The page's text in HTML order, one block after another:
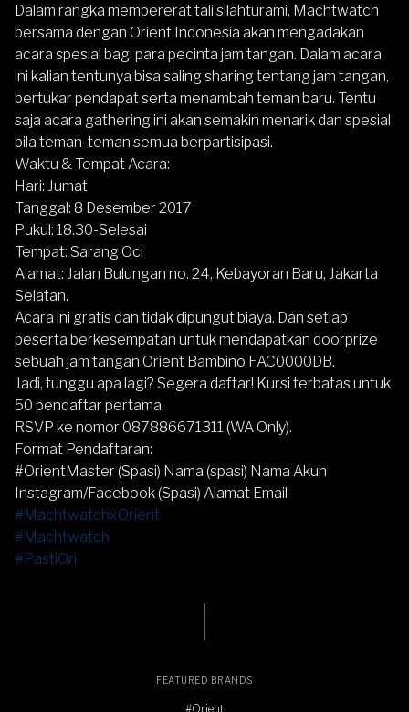
Dalam rangka mempererat tali silahturami, Machtwatch
bersama dengan Orient Indonesia akan mengadakan
acara spesial bagi para pecinta jam tangan. Dalam acara
ini kalian tentunya bisa saling sharing tentang jam tangan,
bertukar pendapat serta menambah teman baru. Tentu
saja acara gathering ini akan semakin menarik dan spesial
bila teman-teman semua berpartisipasi.
Waktu & Tempat Acara:
Hari: Jumat
Tanggal: 8 Desember 2017
Pukul: 18.30-Selesai
Tempat: Sarang Oci
Alamat: Jalan Bulungan no. 24, Kebayoran Baru, Jakarta
Selatan.
Acara ini gratis dan tidak dipungut biaya. Dan setiap
peserta berkesempatan untuk mendapatkan doorprize
sebuah jam tangan Orient Bambino FAC0000DB.
Jadi, tunggu apa lagi? Segera daftar! Kursi terbatas untuk
50 pendaftar pertama.
RSVP ke nomor 087886671311 (WA Only).
Format Pendaftaran:
#OrientMaster (Spasi) Nama (spasi) Nama Akun
Instagram/Facebook (Spasi) Alamat Email
#MachtwatchxOrient
#Machtwatch
#PastiOri
FEATURED BRANDS
#Orient